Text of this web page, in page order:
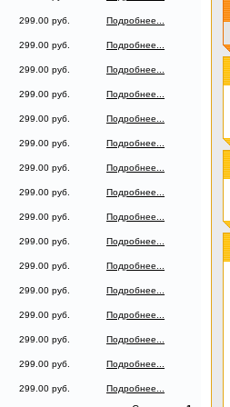
299.00 руб. Подробнее...
299.00 руб. Подробнее...
299.00 руб. Подробнее...
299.00 руб. Подробнее...
299.00 руб. Подробнее...
299.00 руб. Подробнее...
299.00 руб. Подробнее...
299.00 руб. Подробнее...
299.00 руб. Подробнее...
299.00 руб. Подробнее...
299.00 руб. Подробнее...
299.00 руб. Подробнее...
299.00 руб. Подробнее...
299.00 руб. Подробнее...
299.00 руб. Подробнее...
299.00 руб. Подробнее...